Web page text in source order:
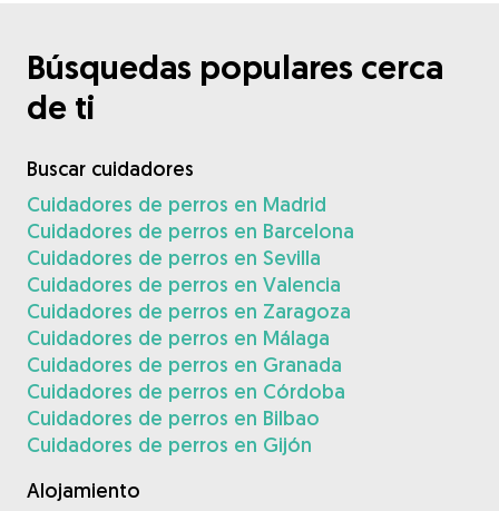
Búsquedas populares cerca
de ti
Buscar cuidadores
Cuidadores de perros en Madrid
Cuidadores de perros en Barcelona
Cuidadores de perros en Sevilla
Cuidadores de perros en Valencia
Cuidadores de perros en Zaragoza
Cuidadores de perros en Málaga
Cuidadores de perros en Granada
Cuidadores de perros en Córdoba
Cuidadores de perros en Bilbao
Cuidadores de perros en Gijón
Alojamiento